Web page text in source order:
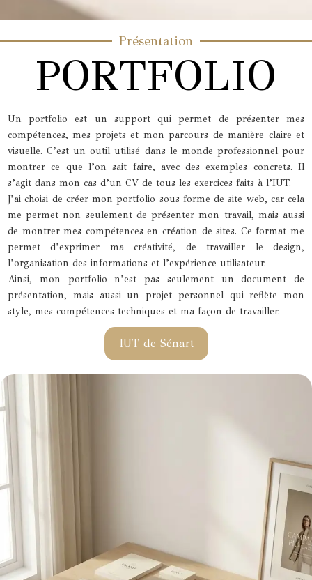
Présentation
PORTFOLIO
Un portfolio est un support qui permet de présenter mes
compétences, mes projets et mon parcours de manière claire et
visuelle. C’est un outil utilisé dans le monde professionnel pour
montrer ce que l’on sait faire, avec des exemples concrets. Il
s’agit dans mon cas d’un CV de tous les exercices faits à l’IUT.
J’ai choisi de créer mon portfolio sous forme de site web, car cela
me permet non seulement de présenter mon travail, mais aussi
de montrer mes compétences en création de sites. Ce format me
permet d’exprimer ma créativité, de travailler le design,
l’organisation des informations et l’expérience utilisateur.
Ainsi, mon portfolio n’est pas seulement un document de
présentation, mais aussi un projet personnel qui reflète mon
style, mes compétences techniques et ma façon de travailler.
IUT de Sénart